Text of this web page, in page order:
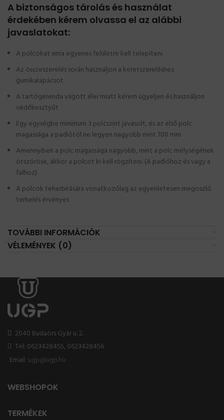
A biztonságos tárolás és használat
érdekében kérem olvassa el az alábbi
javaslatokat:
A polcokat sima egyenes felületre kell telepíteni
Az összeszerelés során használjon a keretszereléshez
gumikalapácsot
A tartógerenda vágott élei miatt kérem ügyeljen és használjon
védőkesztyűt
Egy egységbe minimum 3 polcszint javasolt, és az első polc
magassága a padlótól ne legyen nagyobb mint 700 mm
Amennyiben a polc magassága nagyobb, mint a polc mélységének
ötszöröse, akkor a polcot ki kell rögzíteni. (A padlóhoz és vagy a
falhoz)
A polcok teherbírására vonatkozólag az egyenletesen megoszló
terhelés érvényes
TOVÁBBI INFORMÁCIÓK
VÉLEMÉNYEK (0)
2040 Budaörs Gyár u. 2.
Tel: 0623428455, 0623428456
Email: ugp@ugp.hu
WEBSHOPOK
TERMÉKEK